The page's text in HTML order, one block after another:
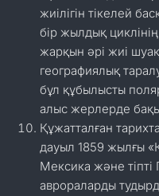
жиілігін тікелей
бір жылдық
жарқын әрі жиі
географиялық
бұл құбылысты
алыс жерлерде
Құжатталған
дауыл 1859 жылғы
Мексика және тіпті
аврораларды